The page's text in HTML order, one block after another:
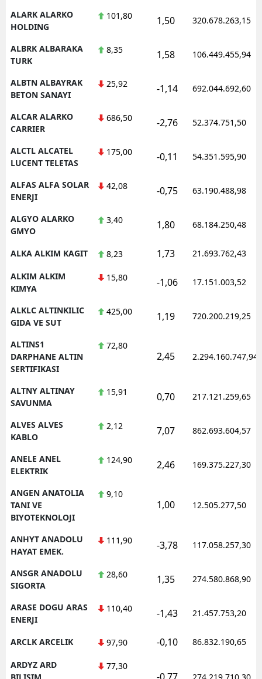
ALARK ALARKO
HOLDING
101,80 1,50 320.678.263,15
ALBRK ALBARAKA
TURK
8,35 1,58 106.449.455,94
ALBTN ALBAYRAK
BETON SANAYI
25,92 -1,14 692.044.692,60
ALCAR ALARKO
CARRIER
686,50 -2,76 52.374.751,50
ALCTL ALCATEL
LUCENT TELETAS
175,00 -0,11 54.351.595,90
ALFAS ALFA SOLAR
ENERJI
42,08 -0,75 63.190.488,98
ALGYO ALARKO
GMYO
3,40 1,80 68.184.250,48
ALKA ALKIM KAGIT 8,23 1,73 21.693.762,43
ALKIM ALKIM
KIMYA
15,80 -1,06 17.151.003,52
ALKLC ALTINKILIC
GIDA VE SUT
425,00 1,19 720.200.219,25
ALTINS1
DARPHANE ALTIN
SERTIFIKASI
72,80
2,45 2.294.160.747,94
ALTNY ALTINAY
SAVUNMA
15,91 0,70 217.121.259,65
ALVES ALVES
KABLO
2,12 7,07 862.693.604,57
ANELE ANEL
ELEKTRIK
124,90 2,46 169.375.227,30
ANGEN ANATOLIA
TANI VE
BIYOTEKNOLOJI
9,10
1,00 12.505.277,50
ANHYT ANADOLU
HAYAT EMEK.
111,90 -3,78 117.058.257,30
ANSGR ANADOLU
SIGORTA
28,60 1,35 274.580.868,90
ARASE DOGU ARAS
ENERJI
110,40 -1,43 21.457.753,20
ARCLK ARCELIK 97,90 -0,10 86.832.190,65
ARDYZ ARD
BILISIM
77,30
-0,77 274.219.710,30